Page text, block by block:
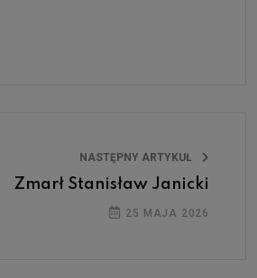
NASTĘPNY ARTYKUŁ
Zmarł Stanisław Janicki
25 MAJA 2026